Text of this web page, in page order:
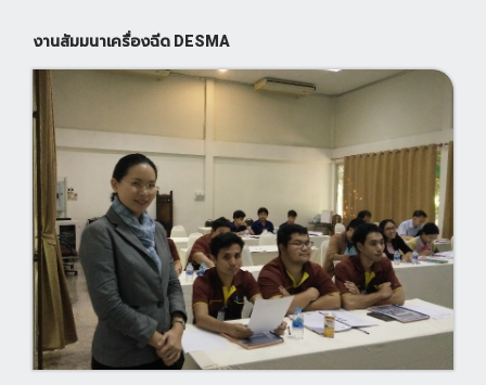
งานสัมมนาเครื่องฉีด DESMA